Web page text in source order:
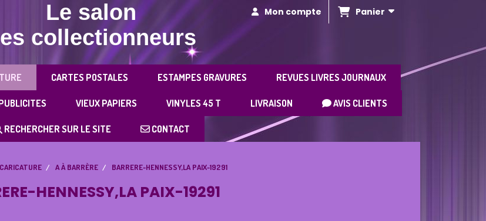
Le salon
collectionneurs
Mon compte Panier
CARTES POSTALES ESTAMPES GRAVURES REVUES LIVRES JOURNAUX
VIEUX PAPIERS VINYLES 45 T LIVRAISON AVIS CLIENTS
RECHERCHER SUR LE SITE CONTACT
CARICATURE A À BARRÈRE BARRERE-HENNESSY,LA PAIX-19291
HENNESSY,LA PAIX-19291